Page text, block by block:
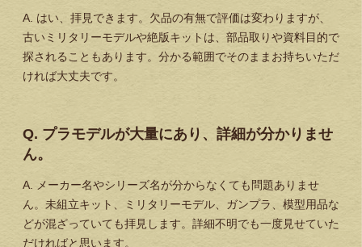
A. はい、拝見できます。欠品の有無で評価は変わりますが、
古いミリタリーモデルや絶版キットは、部品取りや資料目的で
探されることもあります。分かる範囲でそのままお持ちいただ
ければ大丈夫です。
Q. プラモデルが大量にあり、詳細が分かりませ
ん。
A. メーカー名やシリーズ名が分からなくても問題ありませ
ん。未組立キット、ミリタリーモデル、ガンプラ、模型用品な
どが混ざっていても拝見します。詳細不明でも一度見せていた
だければと思います。